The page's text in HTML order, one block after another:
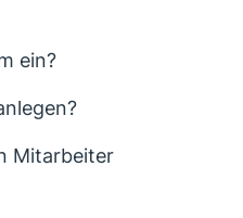
ein?
Mitarbeiter